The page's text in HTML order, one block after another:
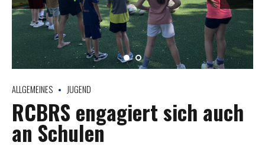
ALLGEMEINES JUGEND
RCBRS engagiert sich auch
an Schulen